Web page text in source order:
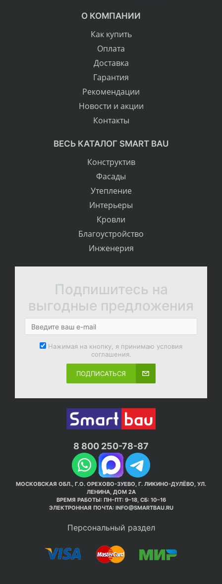
О КОМПАНИИ
Как купить
Оплата
Доставка
Гарантия
Рекомендации
Новости и акции
Контакты
ВЕСЬ КАТАЛОГ SMART BAU
Конструктив
Фасады
Утепление
Интерьеры
Кровли
Благоустройство
Инженерия
Подпишитесь на
выгодные предложения
Нажимая на кнопку, я принимаю условия
соглашения.
ПОДПИСАТЬСЯ
8 800 250-78-87
МОСКОВСКАЯ ОБЛ., Г.О. ОРЕХОВО-ЗУЕВО, Г. ЛИКИНО-ДУЛЁВО, УЛ.
ЛЕНИНА, ДОМ 2А
ВРЕМЯ РАБОТЫ: ПН–ПТ: 9–18, СБ: 10–16
ЭЛЕКТРОННАЯ ПОЧТА: INFO@SMARTBAU.RU
Персональный раздел